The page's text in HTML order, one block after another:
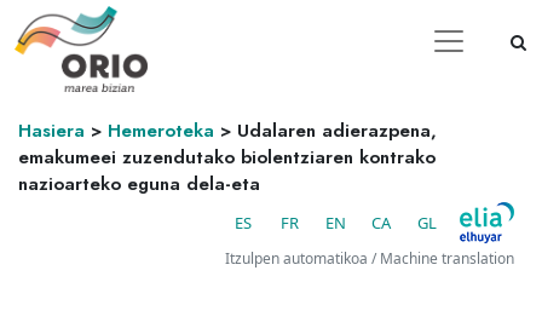
Hasiera > Hemeroteka > Udalaren adierazpena,
emakumeei zuzendutako biolentziaren kontrako
nazioarteko eguna dela-eta
ES FR EN CA GL
Itzulpen automatikoa / Machine translation